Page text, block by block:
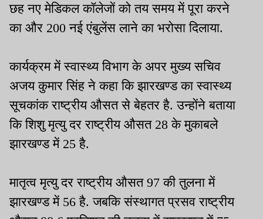
छह नए मेडिकल कॉलेजों को तय समय में पूरा करने
का और 200 नई एंबुलेंस लाने का भरोसा दिलाया.
कार्यक्रम में स्वास्थ्य विभाग के अपर मुख्य सचिव
अजय कुमार सिंह ने कहा कि झारखण्ड का स्वास्थ्य
सूचकांक राष्ट्रीय औसत से बेहतर है. उन्होंने बताया
कि शिशु मृत्यु दर राष्ट्रीय औसत 28 के मुकाबले
झारखण्ड में 25 है.
मातृत्व मृत्यु दर राष्ट्रीय औसत 97 की तुलना में
झारखण्ड में 56 है. जबकि संस्थागत प्रसव राष्ट्रीय